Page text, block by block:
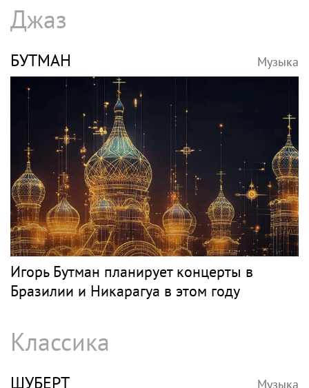
Джаз
БУТМАН Музыка
Игорь Бутман планирует концерты в
Бразилии и Никарагуа в этом году
Классика
ШУБЕРТ Музыка